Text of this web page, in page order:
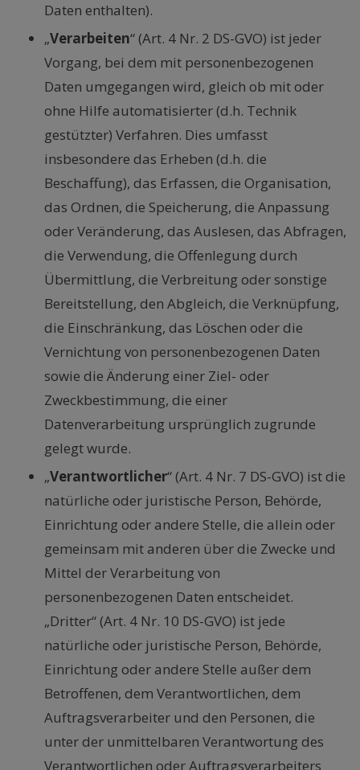
Daten enthalten).
„Verarbeiten“ (Art. 4 Nr. 2 DS-GVO) ist jeder
Vorgang, bei dem mit personenbezogenen
Daten umgegangen wird, gleich ob mit oder
ohne Hilfe automatisierter (d.h. Technik
gestützter) Verfahren. Dies umfasst
insbesondere das Erheben (d.h. die
Beschaffung), das Erfassen, die Organisation,
das Ordnen, die Speicherung, die Anpassung
oder Veränderung, das Auslesen, das Abfragen,
die Verwendung, die Offenlegung durch
Übermittlung, die Verbreitung oder sonstige
Bereitstellung, den Abgleich, die Verknüpfung,
die Einschränkung, das Löschen oder die
Vernichtung von personenbezogenen Daten
sowie die Änderung einer Ziel- oder
Zweckbestimmung, die einer
Datenverarbeitung ursprünglich zugrunde
gelegt wurde.
„Verantwortlicher“ (Art. 4 Nr. 7 DS-GVO) ist die
natürliche oder juristische Person, Behörde,
Einrichtung oder andere Stelle, die allein oder
gemeinsam mit anderen über die Zwecke und
Mittel der Verarbeitung von
personenbezogenen Daten entscheidet.
„Dritter“ (Art. 4 Nr. 10 DS-GVO) ist jede
natürliche oder juristische Person, Behörde,
Einrichtung oder andere Stelle außer dem
Betroffenen, dem Verantwortlichen, dem
Auftragsverarbeiter und den Personen, die
unter der unmittelbaren Verantwortung des
Verantwortlichen oder Auftragsverarbeiters